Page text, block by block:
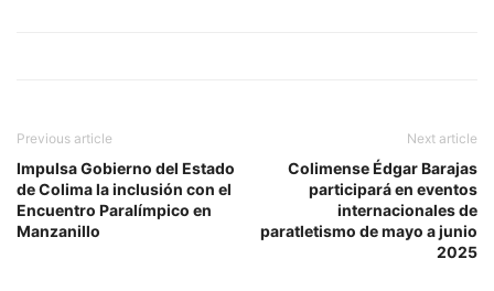
Previous article
Impulsa Gobierno del Estado
de Colima la inclusión con el
Encuentro Paralímpico en
Manzanillo
Next article
Colimense Édgar Barajas
participará en eventos
internacionales de
paratletismo de mayo a junio
2025